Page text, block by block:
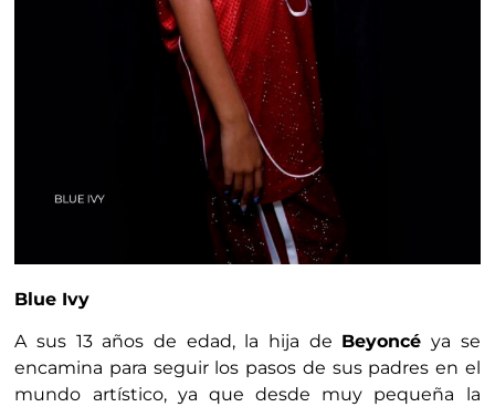
Blue Ivy
A sus 13 años de edad, la hija de Beyoncé ya se
encamina para seguir los pasos de sus padres en el
mundo artístico, ya que desde muy pequeña la